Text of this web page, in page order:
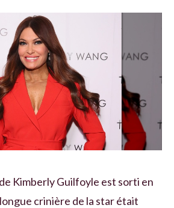
Kimberly Guilfoyle est sorti en
crinière de la star était